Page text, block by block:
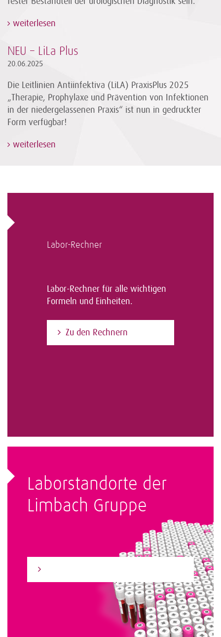
weiterlesen
NEU – LiLa Plus
20.06.2025
Die Leitlinien Antiinfektiva (LiLA) PraxisPlus 2025
„Therapie, Prophylaxe und Prävention von Infektionen
in der niedergelassenen Praxis“ ist nun in gedruckter
Form verfügbar!
weiterlesen
Labor-Rechner
Labor-Rechner für alle wichtigen
Formeln und Einheiten.
Zu den Rechnern
Laborstandorte der
Limbach Gruppe